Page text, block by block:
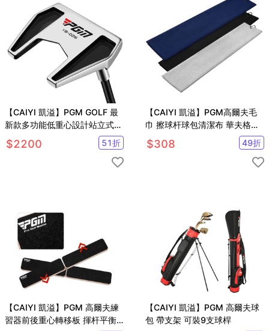
【CAIYI 凱溢】PGM GOLF 最
新款多功能低重心設計站立式高
爾夫推桿
$2200 51折
【CAIYI 凱溢】PGM高爾夫毛
巾 擦球杆球包清潔布 華夫格吸
水速乾運動巾加大款 2入
$308 49折
【CAIYI 凱溢】PGM 高爾夫練
習器前後重心轉移板 揮杆平衡
【CAIYI 凱溢】PGM 高爾夫球
包 帶支架 可裝9支球桿